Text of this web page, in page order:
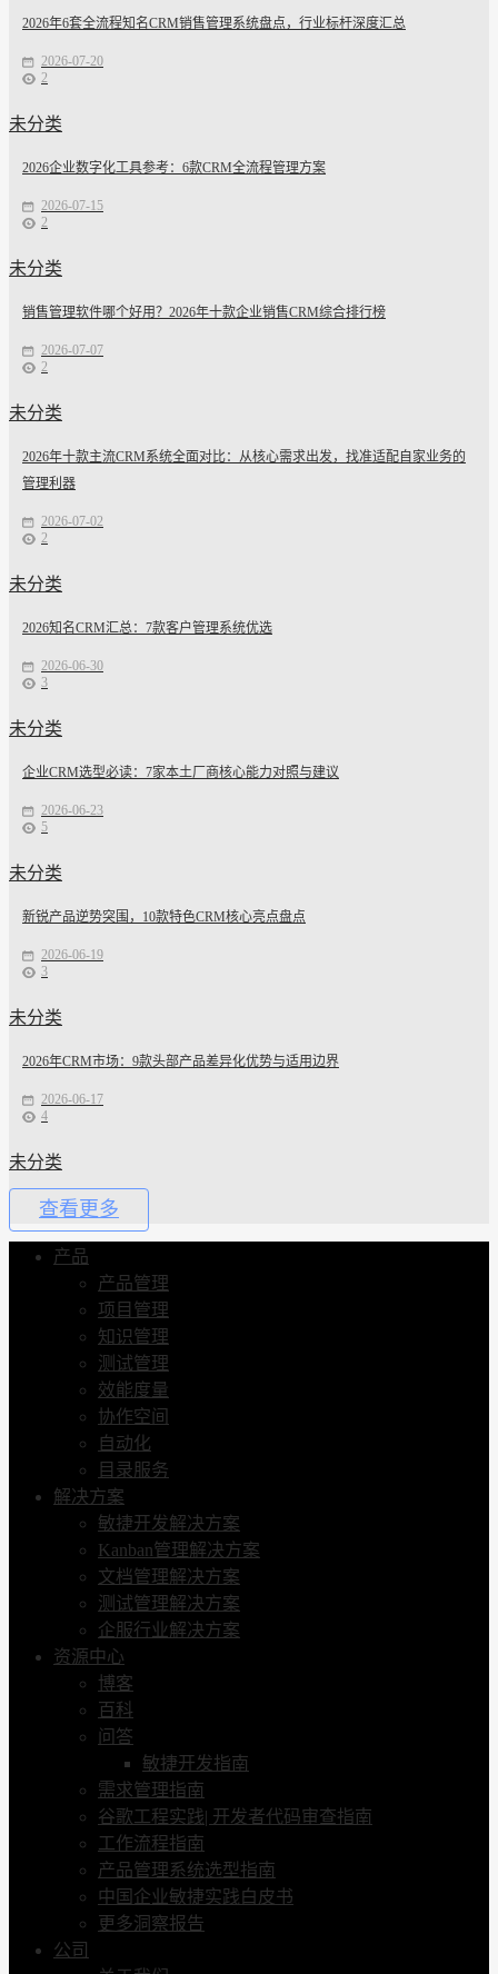
2026年6套全流程知名CRM销售管理系统盘点，行业标杆深度汇总
2026-07-20
2
未分类
2026企业数字化工具参考：6款CRM全流程管理方案
2026-07-15
2
未分类
销售管理软件哪个好用？2026年十款企业销售CRM综合排行榜
2026-07-07
2
未分类
2026年十款主流CRM系统全面对比：从核心需求出发，找准适配自家业务的
管理利器
2026-07-02
2
未分类
2026知名CRM汇总：7款客户管理系统优选
2026-06-30
3
未分类
企业CRM选型必读：7家本土厂商核心能力对照与建议
2026-06-23
5
未分类
新锐产品逆势突围，10款特色CRM核心亮点盘点
2026-06-19
3
未分类
2026年CRM市场：9款头部产品差异化优势与适用边界
2026-06-17
4
未分类
查看更多
产品
产品管理
项目管理
知识管理
测试管理
效能度量
协作空间
自动化
目录服务
解决方案
敏捷开发解决方案
Kanban管理解决方案
文档管理解决方案
测试管理解决方案
企服行业解决方案
资源中心
博客
百科
问答
敏捷开发指南
需求管理指南
谷歌工程实践| 开发者代码审查指南
工作流程指南
产品管理系统选型指南
中国企业敏捷实践白皮书
更多洞察报告
公司